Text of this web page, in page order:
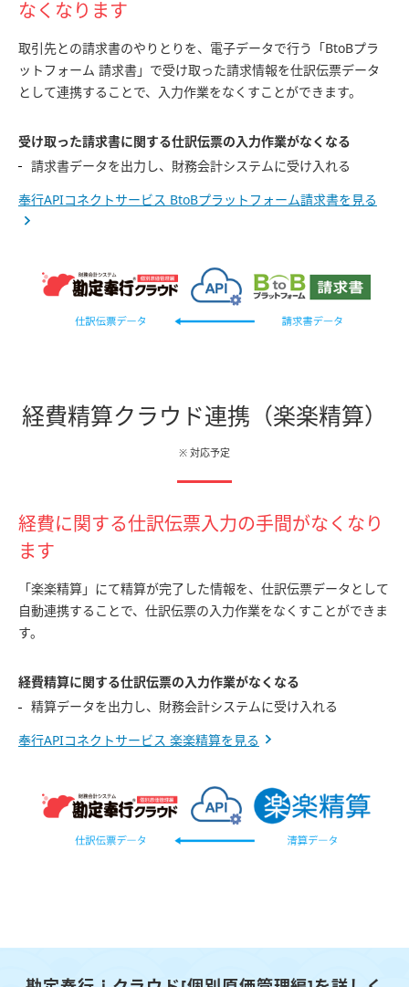
なくなります
取引先との請求書のやりとりを、電子データで行う「BtoBプラ
ットフォーム 請求書」で受け取った請求情報を仕訳伝票データ
として連携することで、入力作業をなくすことができます。
受け取った請求書に関する仕訳伝票の入力作業がなくなる
請求書データを出力し、財務会計システムに受け入れる
奉行APIコネクトサービス BtoBプラットフォーム請求書を見る
経費精算クラウド連携 （楽楽精算）
※ 対応予定
経費に関する仕訳伝票入力の手間がなくなり
ます
「楽楽精算」にて精算が完了した情報を、仕訳伝票データとして
自動連携することで、仕訳伝票の入力作業をなくすことができま
す。
経費精算に関する仕訳伝票の入力作業がなくなる
精算データを出力し、財務会計システムに受け入れる
奉行APIコネクトサービス 楽楽精算を見る